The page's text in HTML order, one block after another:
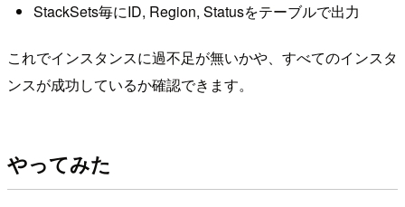
StackSets毎にID, Region, Statusをテーブルで出力
これでインスタンスに過不足が無いかや、すべてのインスタ
ンスが成功しているか確認できます。
やってみた